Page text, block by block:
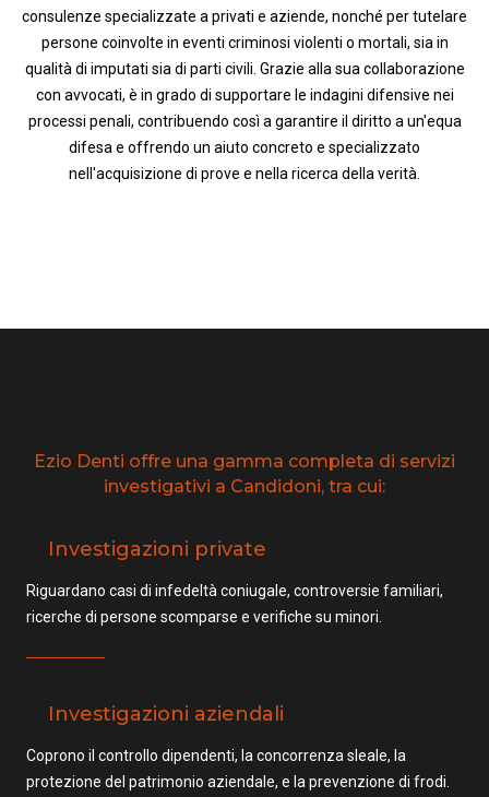
consulenze specializzate a privati e aziende, nonché per tutelare
persone coinvolte in eventi criminosi violenti o mortali, sia in
qualità di imputati sia di parti civili. Grazie alla sua collaborazione
con avvocati, è in grado di supportare le indagini difensive nei
processi penali, contribuendo così a garantire il diritto a un'equa
difesa e offrendo un aiuto concreto e specializzato
nell'acquisizione di prove e nella ricerca della verità.
Ezio Denti offre una gamma completa di servizi
investigativi a Candidoni, tra cui:
Investigazioni private
Riguardano casi di infedeltà coniugale, controversie familiari,
ricerche di persone scomparse e verifiche su minori.
Investigazioni aziendali
Coprono il controllo dipendenti, la concorrenza sleale, la
protezione del patrimonio aziendale, e la prevenzione di frodi.